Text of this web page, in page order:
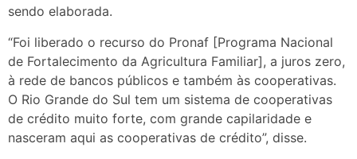
sendo elaborada.
“Foi liberado o recurso do Pronaf [Programa Nacional
de Fortalecimento da Agricultura Familiar], a juros zero,
à rede de bancos públicos e também às cooperativas.
O Rio Grande do Sul tem um sistema de cooperativas
de crédito muito forte, com grande capilaridade e
nasceram aqui as cooperativas de crédito”, disse.